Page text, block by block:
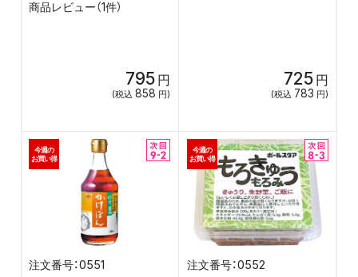
商品レビュー（1件）
795 円
(税込 858 円)
725 円
(税込 783 円)
0551
今週の
お買い得
0552
今週の
お買い得